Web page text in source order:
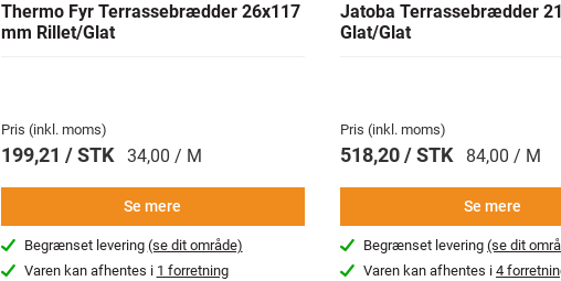
Thermo Fyr Terrassebrædder 26x117
mm Rillet/Glat
Pris (inkl. moms)
199,21 / STK 34,00 / M
Se mere
Begrænset levering (se dit område)
Varen kan afhentes i 1 forretning
Jatoba Terrassebrædder
Glat/Glat
Pris (inkl. moms)
518,20 / STK 84,00 / M
Se mere
Begrænset levering(se dit
Varen kan afhentes i4